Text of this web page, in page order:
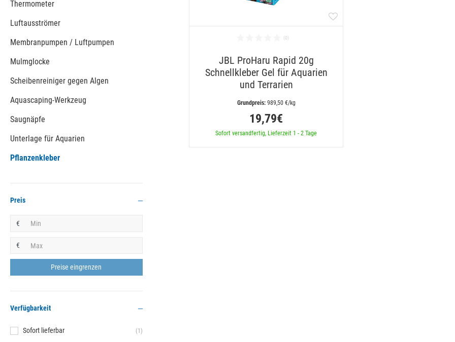
Thermometer
Luftausströmer
Membranpumpen / Luftpumpen
Mulmglocke
Scheibenreiniger gegen Algen
Aquascaping-Werkzeug
Saugnäpfe
Unterlage für Aquarien
Pflanzenkleber
Preis
€
€
Verfügbarkeit
Sofort lieferbar (1)
JBL ProHaru Rapid 20g
Schnellkleber Gel für Aquarien
und Terrarien
989,50 €/kg
19,79€
Sofort versandfertig, Lieferzeit 1 - 2 Tage